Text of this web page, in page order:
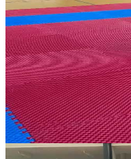
ddea2788-271c-454d-9a48-